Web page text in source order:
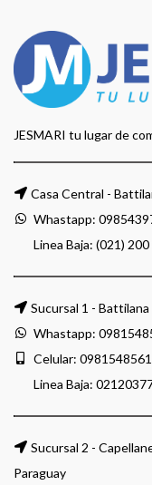
JESMARI tu lugar de
Casa Central -
Whastapp:
Linea Baja: (021)
Sucursal 1 -
Whastapp:
Celular: 0981548561
Linea Baja:
Sucursal 2 -
Paraguay